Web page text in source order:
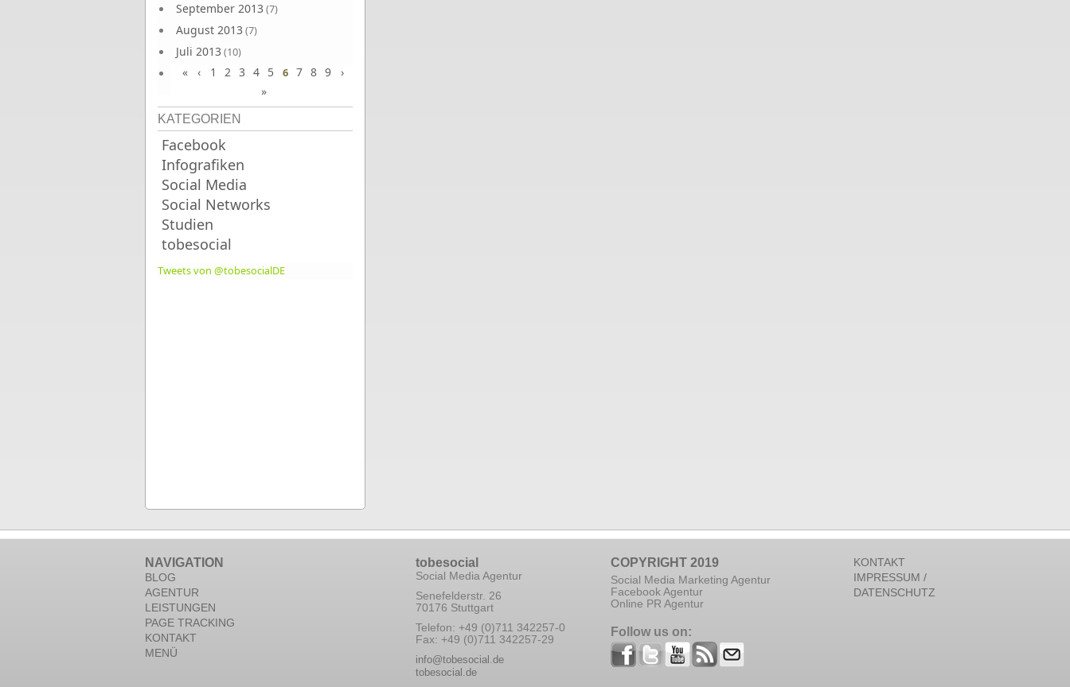
September 2013 (7)
August 2013 (7)
Juli 2013 (10)
Juni 2013(10)
« ‹ 1 2 3 4 5 6 7 8 9
›
»
KATEGORIEN
Facebook
Infografiken
Social Media
Social Networks
Studien
tobesocial
Tweets von @tobesocialDE
NAVIGATION
BLOG
AGENTUR
LEISTUNGEN
PAGE TRACKING
KONTAKT
MENÜ
tobesocial
Social Media Agentur
Senefelderstr. 26
70176 Stuttgart
Telefon: +49 (0)711 342257-0
Fax: +49 (0)711 342257-29
info@tobesocial.de
tobesocial.de
COPYRIGHT 2019
Social Media Marketing Agentur
Facebook Agentur
Online PR Agentur
Follow us on:
KONTAKT
IMPRESSUM /
DATENSCHUTZ